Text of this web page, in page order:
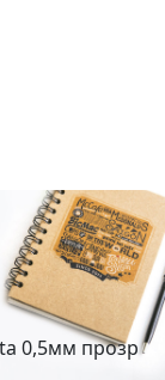
0,5мм прозр